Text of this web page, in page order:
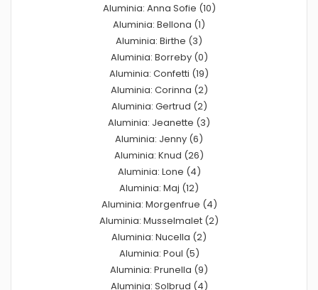
Aluminia: Anna Sofie (10)
Aluminia: Bellona (1)
Aluminia: Birthe (3)
Aluminia: Borreby (0)
Aluminia: Confetti (19)
Aluminia: Corinna (2)
Aluminia: Gertrud (2)
Aluminia: Jeanette (3)
Aluminia: Jenny (6)
Aluminia: Knud (26)
Aluminia: Lone (4)
Aluminia: Maj (12)
Aluminia: Morgenfrue (4)
Aluminia: Musselmalet (2)
Aluminia: Nucella (2)
Aluminia: Poul (5)
Aluminia: Prunella (9)
Aluminia: Solbrud (4)